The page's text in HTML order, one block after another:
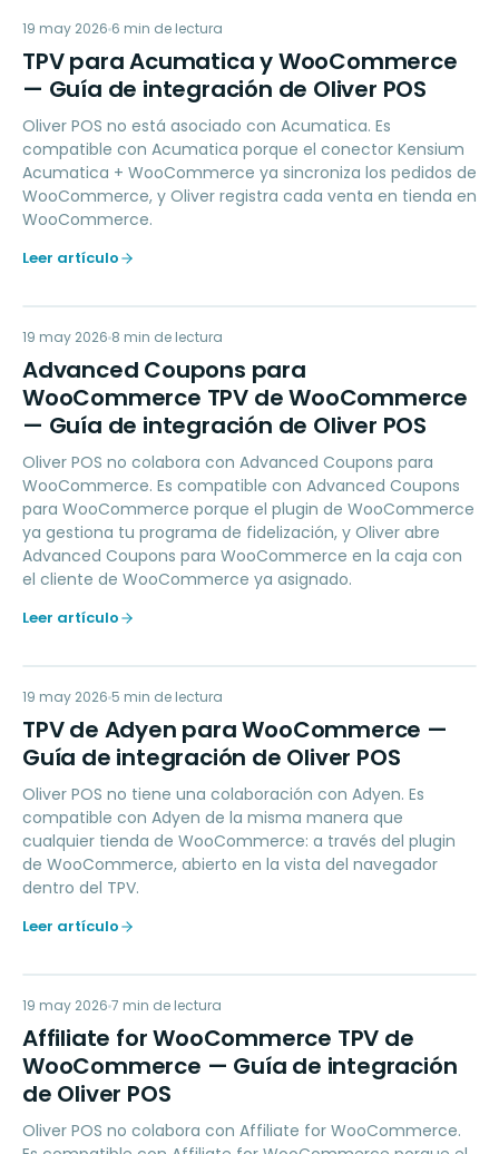
TP
ACCOUNTING
19 may 2026 6 min de lectura
TPV para Acumatica y WooCommerce
— Guía de integración de Oliver POS
Oliver POS no está asociado con Acumatica. Es
compatible con Acumatica porque el conector Kensium
Acumatica + WooCommerce ya sincroniza los pedidos de
WooCommerce, y Oliver registra cada venta en tienda en
WooCommerce.
Leer artículo
AC
LOYALTY
19 may 2026 8 min de lectura
Advanced Coupons para
WooCommerce TPV de WooCommerce
— Guía de integración de Oliver POS
Oliver POS no colabora con Advanced Coupons para
WooCommerce. Es compatible con Advanced Coupons
para WooCommerce porque el plugin de WooCommerce
ya gestiona tu programa de fidelización, y Oliver abre
Advanced Coupons para WooCommerce en la caja con
el cliente de WooCommerce ya asignado.
Leer artículo
TD
PAYMENTS
19 may 2026 5 min de lectura
TPV de Adyen para WooCommerce —
Guía de integración de Oliver POS
Oliver POS no tiene una colaboración con Adyen. Es
compatible con Adyen de la misma manera que
cualquier tienda de WooCommerce: a través del plugin
de WooCommerce, abierto en la vista del navegador
dentro del TPV.
Leer artículo
AW
LOYALTY
19 may 2026 7 min de lectura
Affiliate for WooCommerce TPV de
WooCommerce — Guía de integración
de Oliver POS
Oliver POS no colabora con Affiliate for WooCommerce.